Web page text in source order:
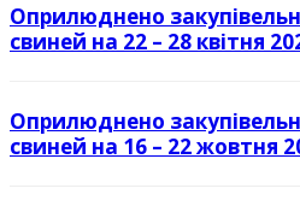
Оприлюднено
свиней на 22 – 28 квітня
Оприлюднено
свиней на 16 – 22 жовтня